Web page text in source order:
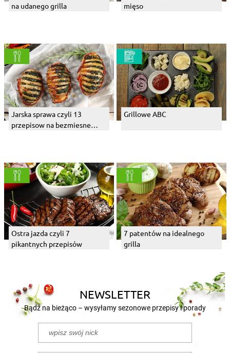
na udanego grilla
mięso
Jarska sprawa czyli 13
przepisow na bezmiesne
Grillowe ABC
Ostra jazda czyli 7
pikantnych przepisów
7 patentów na idealnego
grilla
NEWSLETTER
Bądź na bieżąco – wysyłamy sezonowe przepisy i porady